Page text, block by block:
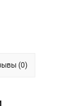
(0)